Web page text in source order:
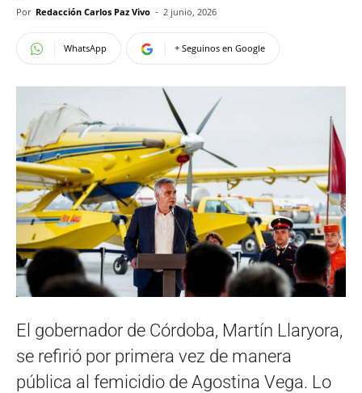
Por Redacción Carlos Paz Vivo - 2 junio, 2026
WhatsApp + Seguinos en Google
El gobernador de Córdoba, Martín Llaryora,
se refirió por primera vez de manera
pública al femicidio de Agostina Vega. Lo